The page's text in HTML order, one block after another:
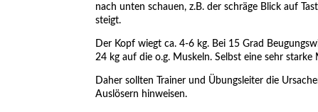
nach unten schauen, z.B. der schräge Blick auf
steigt.
Der Kopf wiegt ca. 4-6 kg. Bei 15 Grad
24 kg auf die o.g. Muskeln. Selbst eine sehr
Daher sollten Trainer und Übungsleiter die
Auslösern hinweisen.